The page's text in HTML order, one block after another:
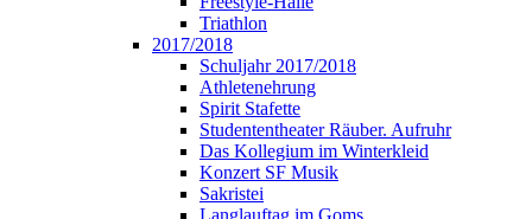
Triathlon
2017/2018
Schuljahr 2017/2018
Athletenehrung
Spirit Stafette
Studententheater Räuber. Aufruhr
Das Kollegium im Winterkleid
Konzert SF Musik
Sakristei
Langlauftag im Goms